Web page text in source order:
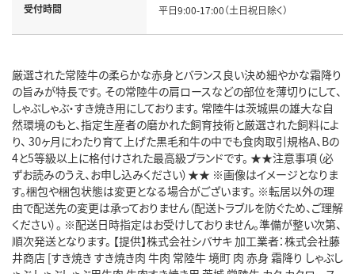
受付時間 平日9:00-17:00（土日祝日除く）
厳選された常陸牛の柔らかな赤身とバランス良い決め細やかな霜降り
の旨みが特長です。 その常陸牛の肩ロースなどの部位を薄切りにして、
しゃぶしゃぶ・すき焼き用にしております。 常陸牛は茨城県の雄大な自
然環境のもと、指定生産者の磨かれた飼育技術と厳選された飼料によ
り、 30ヶ月にわたり育て上げた黒毛和牛の中でも食肉取引規格A、Bの
4と5等級以上に格付けされた最高級ブランドです。 ★★注意事項（必
ずお読みのうえ、お申し込みください）★★ ※画像はイメージとなりま
す。梱包や梱包状態は変更となる場合がございます。 ※転居以外の理
由で配送先の変更は承っておりません（配送トラブルを防ぐため、ご理解
ください）。 ※配送日時指定はお受けしておりません。準備が整い次第、
順次発送となります。 【提供】株式会社シバサキ 加工業者：株式会社藤
井商店 [すき焼き すき焼き肉 牛肉 常陸牛 境町 肉 赤身 霜降り しゃぶし